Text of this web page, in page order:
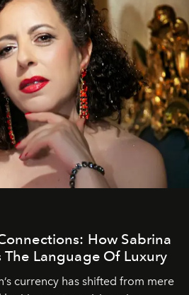
How Sabrina
The Language Of Luxury
currency has shifted from mere